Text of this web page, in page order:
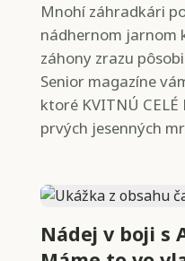
Mnohí záhradkári
nádhernom jarnom
záhony zrazu
Senior magazíne
ktoré KVITNÚ
prvých jesenných
Nádej v boji s